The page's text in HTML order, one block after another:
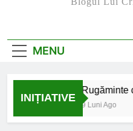
MENU
INIȚIATIVE
Rugăminte
9 Luni Ago